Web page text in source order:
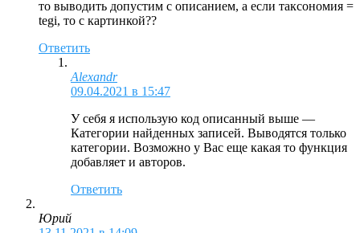
то выводить допустим с описанием, а если таксономия =
tegi, то с картинкой??
Ответить
Alexandr
09.04.2021 в 15:47
У себя я использую код описанный выше —
Категории найденных записей. Выводятся только
категории. Возможно у Вас еще какая то функция
добавляет и авторов.
Ответить
Юрий